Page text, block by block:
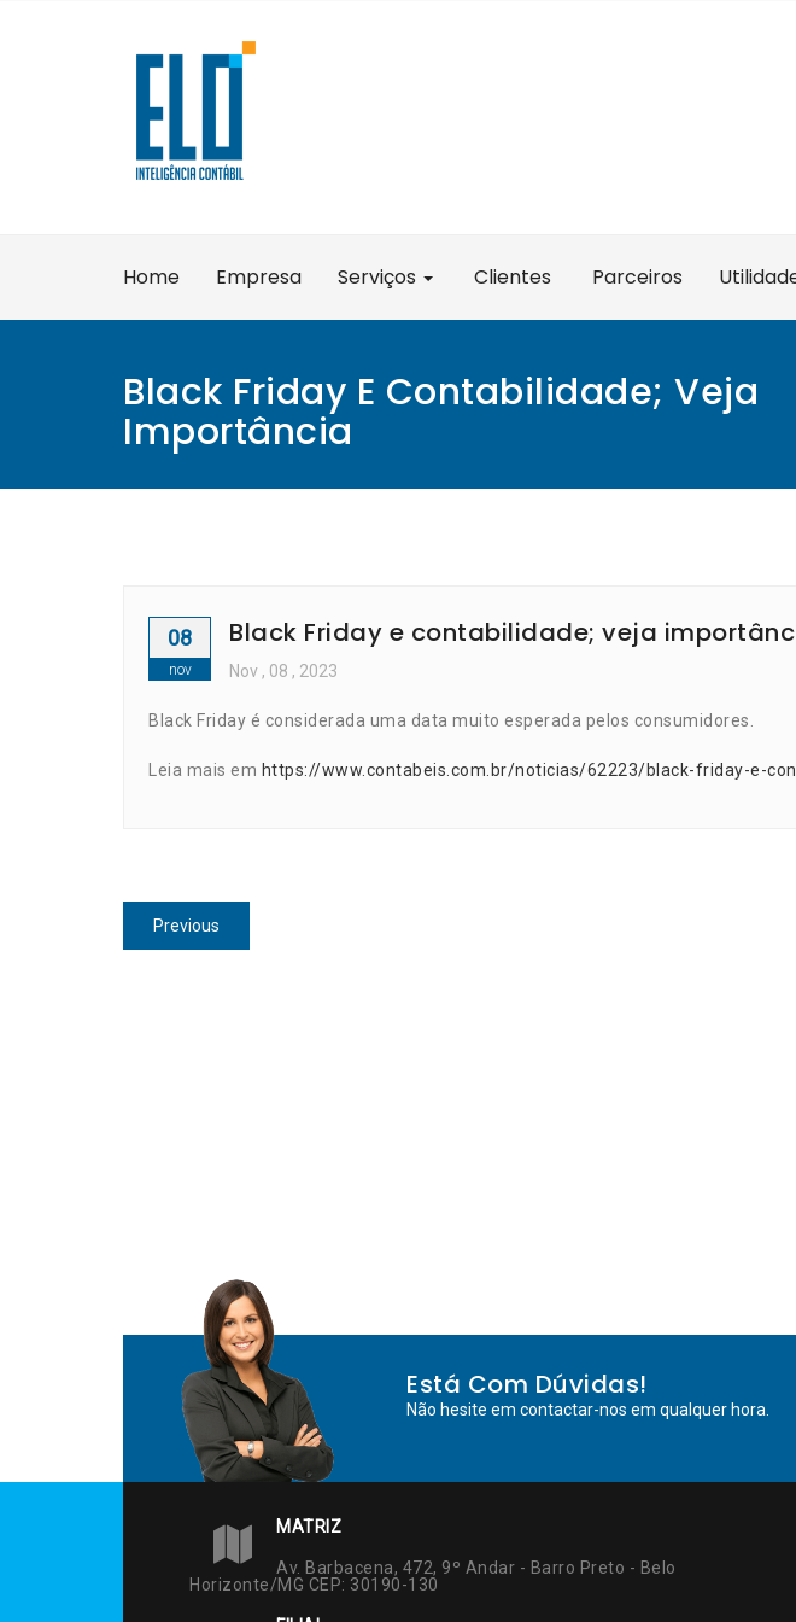
Home Empresa Serviços Clientes Parceiros
Black Friday E Contabilidade; Veja
Importância
08
nov
Black Friday e contabilidade; veja
Nov , 08 , 2023
Black Friday é considerada uma data muito esperada pelos consumidores.
Leia mais em https://www.contabeis.com.br/noticias/62223/black-friday-e-
Navegação
de
Previous
post:
Está Com Dúvidas!
Não hesite em contactar-nos em qualquer hora.
MATRIZ
Av. Barbacena, 472, 9º Andar - Barro Preto - Belo
Horizonte/MG CEP: 30190-130